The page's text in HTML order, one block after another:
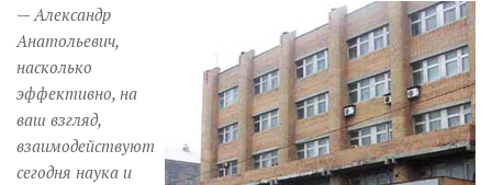
— Александр
Анатольевич,
насколько
эффективно, на
ваш взгляд,
взаимодействуют
сегодня наука и